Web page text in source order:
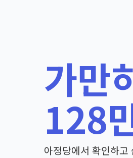
가만
128
아정당에서 확인하